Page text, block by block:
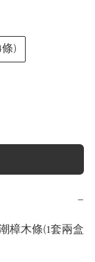
)
−
樟木條(1套兩盒